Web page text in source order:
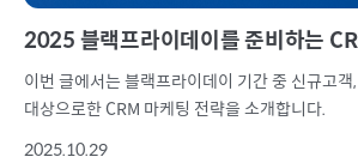
2025 블랙프라이데이를 준비하는
이번 글에서는 블랙프라이데이 기간 중 신규고
대상으로한 CRM 마케팅 전략을 소개합니다.
2025.10.29